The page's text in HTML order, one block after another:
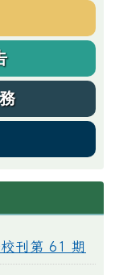
刊第 61 期